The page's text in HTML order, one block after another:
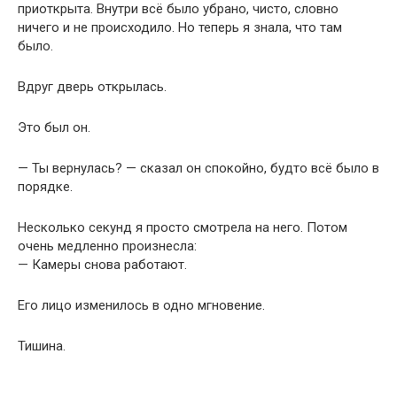
приоткрыта. Внутри всё было убрано, чисто, словно
ничего и не происходило. Но теперь я знала, что там
было.
Вдруг дверь открылась.
Это был он.
— Ты вернулась? — сказал он спокойно, будто всё было в
порядке.
Несколько секунд я просто смотрела на него. Потом
очень медленно произнесла:
— Камеры снова работают.
Его лицо изменилось в одно мгновение.
Тишина.